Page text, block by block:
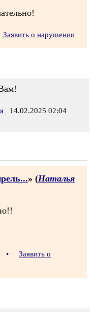
Заявить о нарушении
14.02.2025 02:04
» (Наталья
•
Заявить о